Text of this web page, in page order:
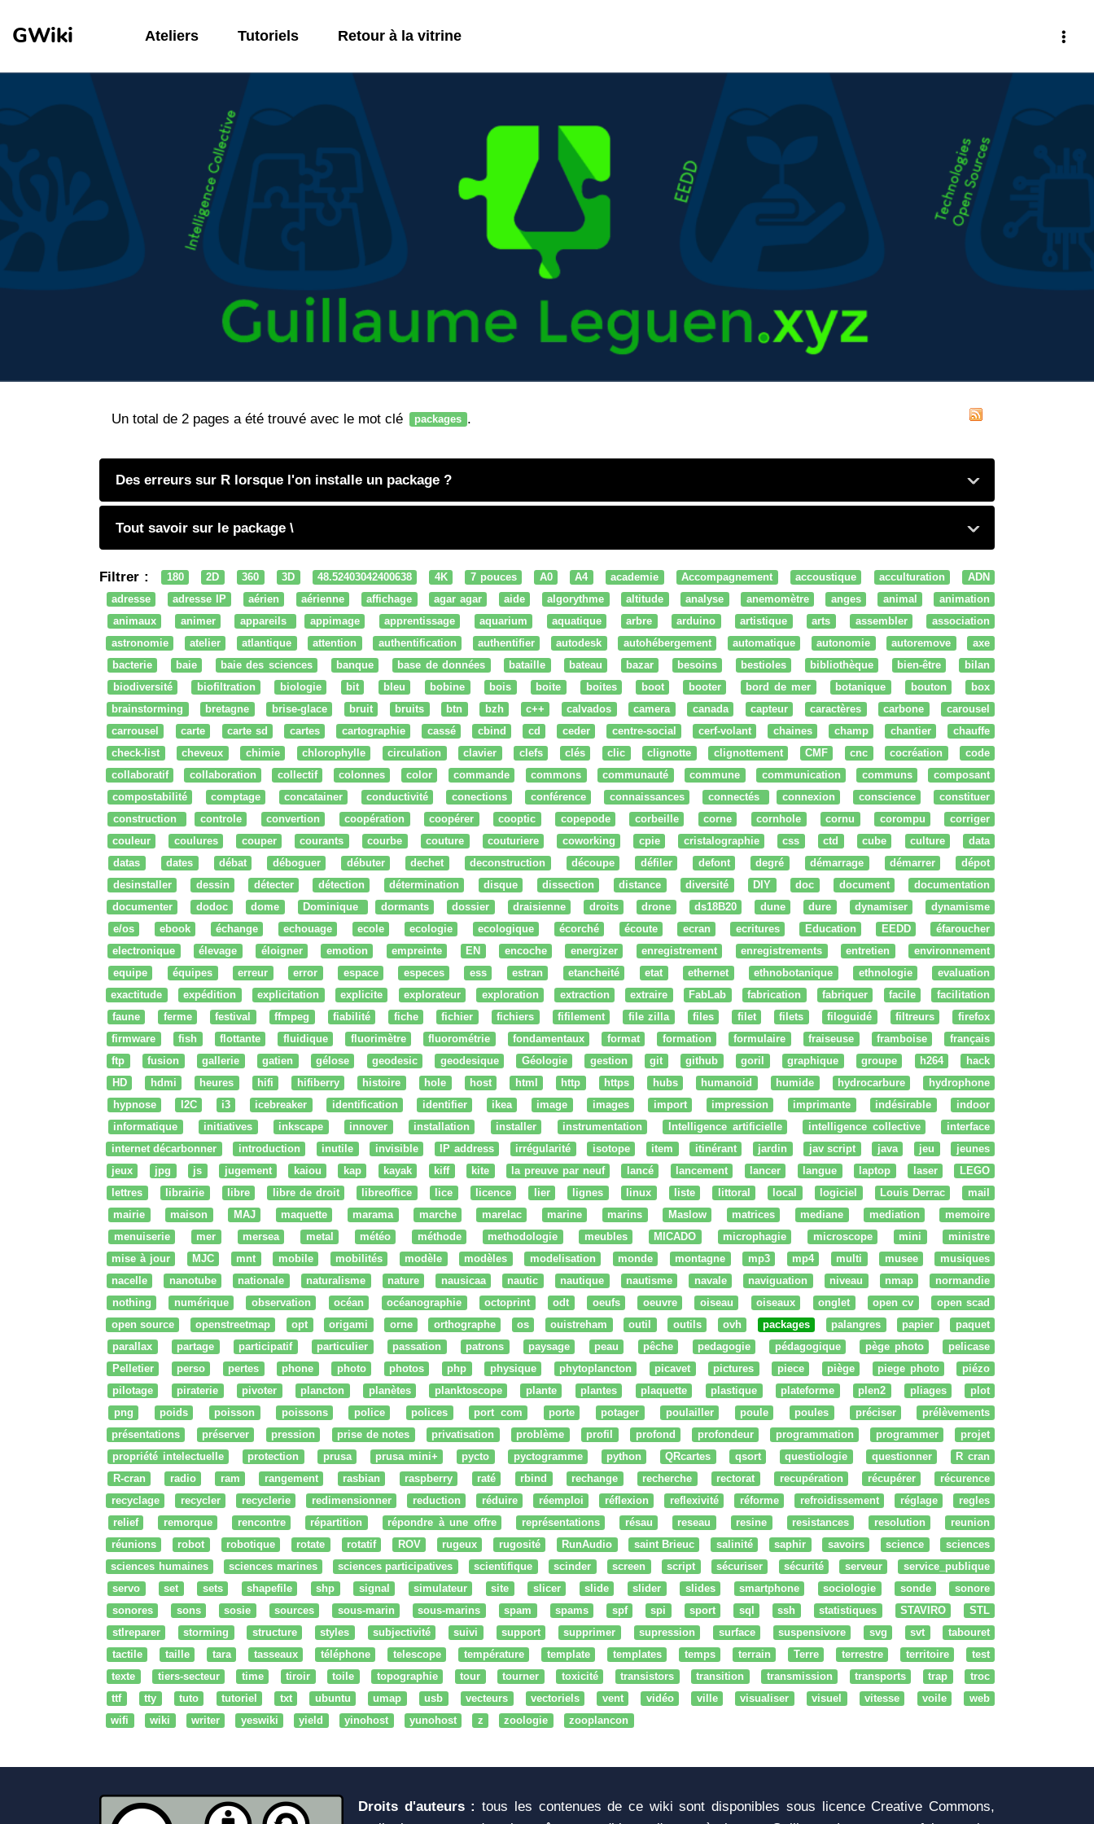
GWiki Ateliers Tutoriels Retour à la vitrine
Un total de 2 pages a été trouvé avec le mot clé packages .
Des erreurs sur R lorsque l'on installe un package ?
Tout savoir sur le package \
Filtrer : 180 2D 360 3D 48.52403042400638 4K 7 pouces A0 A4 academie Accompagnement accoustique acculturation
ADN
adresse
adresse IP aérien aérienne affichage agar agar aide algorythme altitude analyse anemomètre anges animal
animation
animaux
animer appareils appimage apprentissage aquarium aquatique arbre arduino artistique arts assembler
association
astronomie
atelier atlantique attention authentification authentifier autodesk autohébergement automatique autonomie autoremove
axe
bacterie
baie baie des sciences banque base de données bataille bateau bazar besoins bestioles bibliothèque bien-être
bilan
biodiversité
biofiltration biologie bit bleu bobine bois boite boites boot booter bord de mer botanique bouton
box
brainstorming
bretagne brise-glace bruit bruits btn bzh c++ calvados camera canada capteur caractères carbone
carousel
carrousel
carte carte sd cartes cartographie cassé cbind cd ceder centre-social cerf-volant chaines champ chantier
chauffe
check-list
cheveux chimie chlorophylle circulation clavier clefs clés clic clignotte clignottement CMF cnc cocréation
code
collaboratif
collaboration collectif colonnes color commande commons communauté commune communication communs
composant
compostabilité
comptage concatainer conductivité conections conférence connaissances connectés connexion conscience
constituer
construction
controle convertion coopération coopérer cooptic copepode corbeille corne cornhole cornu corompu
corriger
couleur
coulures couper courants courbe couture couturiere coworking cpie cristalographie css ctd cube culture
data
datas
dates débat déboguer débuter dechet deconstruction découpe défiler defont degré démarrage démarrer
dépot
desinstaller
dessin détecter détection détermination disque dissection distance diversité DIY doc document
documentation
documenter
dodoc dome Dominique dormants dossier draisienne droits drone ds18B20 dune dure dynamiser
dynamisme
e/os
ebook échange echouage ecole ecologie ecologique écorché écoute ecran ecritures Education EEDD
éfaroucher
electronique
élevage éloigner emotion empreinte EN encoche energizer enregistrement enregistrements entretien
environnement
equipe
équipes erreur error espace especes ess estran etancheité etat ethernet ethnobotanique ethnologie
evaluation
exactitude
expédition explicitation explicite explorateur exploration extraction extraire FabLab fabrication fabriquer facile
facilitation
faune
ferme festival ffmpeg fiabilité fiche fichier fichiers fifilement file zilla files filet filets filoguidé filtreurs
firefox
firmware
fish flottante fluidique fluorimètre fluorométrie fondamentaux format formation formulaire fraiseuse framboise
français
ftp
fusion gallerie gatien gélose geodesic geodesique Géologie gestion git github goril graphique groupe h264
hack
HD
hdmi heures hifi hifiberry histoire hole host html http https hubs humanoid humide hydrocarbure
hydrophone
hypnose
I2C i3 icebreaker identification identifier ikea image images import impression imprimante indésirable
indoor
informatique
initiatives inkscape innover installation installer instrumentation Intelligence artificielle intelligence collective
interface
internet décarbonner
introduction inutile invisible IP address irrégularité isotope item itinérant jardin jav script java jeu
jeunes
jeux
jpg js jugement kaiou kap kayak kiff kite la preuve par neuf lancé lancement lancer langue laptop laser
LEGO
lettres
librairie libre libre de droit libreoffice lice licence lier lignes linux liste littoral local logiciel Louis Derrac
mail
mairie
maison MAJ maquette marama marche marelac marine marins Maslow matrices mediane mediation
memoire
menuiserie
mer mersea metal météo méthode methodologie meubles MICADO microphagie microscope mini
ministre
mise à jour
MJC mnt mobile mobilités modèle modèles modelisation monde montagne mp3 mp4 multi musee
musiques
nacelle
nanotube nationale naturalisme nature nausicaa nautic nautique nautisme navale naviguation niveau nmap
normandie
nothing
numérique observation océan océanographie octoprint odt oeufs oeuvre oiseau oiseaux onglet open cv
open scad
open source
openstreetmap opt origami orne orthographe os ouistreham outil outils ovh packages palangres papier
paquet
parallax
partage participatif particulier passation patrons paysage peau pêche pedagogie pédagogique pège photo
pelicase
Pelletier
perso pertes phone photo photos php physique phytoplancton picavet pictures piece piège piege photo
piézo
pilotage
piraterie pivoter plancton planètes planktoscope plante plantes plaquette plastique plateforme plen2 pliages
plot
png
poids poisson poissons police polices port com porte potager poulailler poule poules préciser
prélèvements
présentations
préserver pression prise de notes privatisation problème profil profond profondeur programmation programmer
projet
propriété intelectuelle
protection prusa prusa mini+ pycto pyctogramme python QRcartes qsort questiologie questionner
R cran
R-cran
radio ram rangement rasbian raspberry raté rbind rechange recherche rectorat recupération récupérer
récurence
recyclage
recycler recyclerie redimensionner reduction réduire réemploi réflexion reflexivité réforme refroidissement réglage
regles
relief
remorque rencontre répartition répondre à une offre représentations résau reseau resine resistances resolution
reunion
réunions
robot robotique rotate rotatif ROV rugeux rugosité RunAudio saint Brieuc salinité saphir savoirs science
sciences
sciences humaines
sciences marines sciences participatives scientifique scinder screen script sécuriser sécurité serveur
service_publique
servo
set sets shapefile shp signal simulateur site slicer slide slider slides smartphone sociologie sonde
sonore
sonores
sons sosie sources sous-marin sous-marins spam spams spf spi sport sql ssh statistiques STAVIRO
STL
stlreparer
storming structure styles subjectivité suivi support supprimer supression surface suspensivore svg svt
tabouret
tactile
taille tara tasseaux téléphone telescope température template templates temps terrain Terre terrestre territoire
test
texte
tiers-secteur time tiroir toile topographie tour tourner toxicité transistors transition transmission transports trap
troc
ttf
tty tuto tutoriel txt ubuntu umap usb vecteurs vectoriels vent vidéo ville visualiser visuel vitesse voile
web
wifi
wiki writer yeswiki yield yinohost yunohost z zoologie zooplancon
Droits d'auteurs : tous les contenues de ce wiki sont disponibles sous licence Creative Commons,